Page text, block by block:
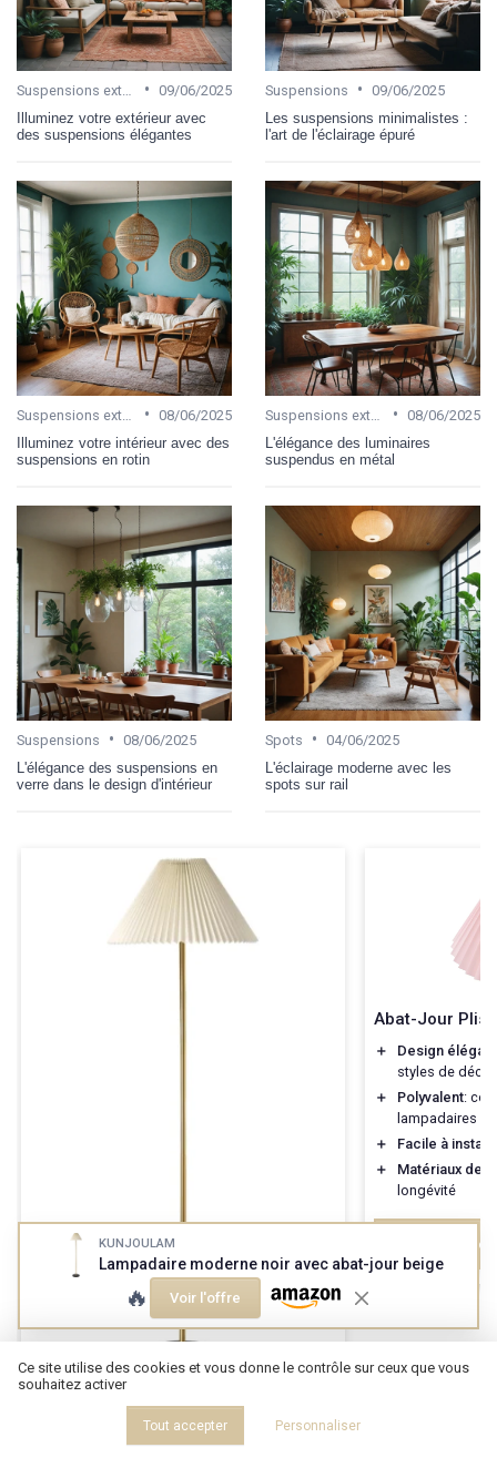
• 09/06/2025
Illuminez votre extérieur avec
des suspensions élégantes
Suspensions • 09/06/2025
Les suspensions minimalistes :
l'art de l'éclairage épuré
• 08/06/2025
Illuminez votre intérieur avec des
suspensions en rotin
• 08/06/2025
L'élégance des luminaires
suspendus en métal
Suspensions • 08/06/2025
L'élégance des suspensions en
verre dans le design d'intérieur
Spots • 04/06/2025
L'éclairage moderne avec les
spots sur rail
Lampadaire moderne noir avec abat-
Abat-Jour
＋
Design élégant
styles de
＋
Polyvalent:
lampadaires
＋
Facile à
＋
Matériaux de
longévité
Voir l'offre
KUNJOULAM
Lampadaire moderne noir avec abat-jour beige
🔥 Voir l'offre
Ce site utilise des cookies et vous donne le contrôle sur ceux que vous
souhaitez activer
Tout accepter Personnaliser